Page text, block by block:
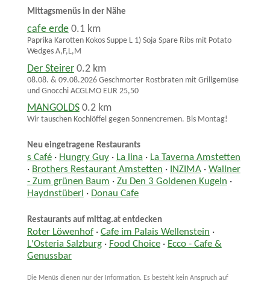
Mittagsmenüs in der Nähe
cafe erde 0.1 km
Paprika Karotten Kokos Suppe L 1) Soja Spare Ribs mit Potato
Wedges A,F,L,M
Der Steirer 0.2 km
08.08. & 09.08.2026 Geschmorter Rostbraten mit Grillgemüse
und Gnocchi ACGLMO EUR 25,50
MANGOLDS 0.2 km
Wir tauschen Kochlöffel gegen Sonnencremen. Bis Montag!
Neu eingetragene Restaurants
s Café· Hungry Guy· La lina · La Taverna Amstetten
· Brothers Restaurant Amstetten · INZIMA· Wallner
- Zum grünen Baum · Zu Den 3 Goldenen Kugeln ·
Haydnstüberl · Donau Cafe
Restaurants auf mittag.at entdecken
Roter Löwenhof· Cafe im Palais Wellenstein ·
L'Osteria Salzburg· Food Choice· Ecco - Cafe &
Genussbar
Die Menüs dienen nur der Information. Es besteht kein Anspruch auf